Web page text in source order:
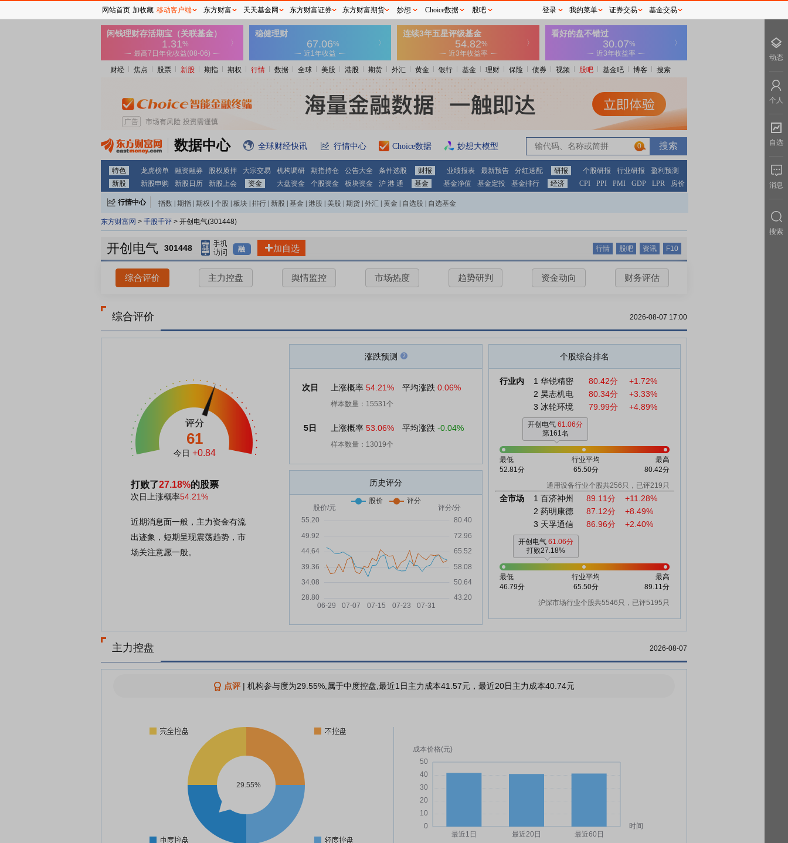
财经 焦点 股票 新股 期指 期权 行情 数据 全球 美股 港股 期货 外汇 黄金 银行 基金 理财 保险 债券 视频 股吧 基金吧 博客 搜索
数据中心 全球财经快讯 行情中心 Choice数据 妙想大模型 0
特色 龙虎榜单 融资融券 股权质押 大宗交易 机构调研 期指持仓 公告大全 条件选股 财报 业绩报表 最新预告 分红送配 研报 个股研报 行业研报
盈利预测
新股
新股申购 新股日历 新股上会 资金 大盘资金 个股资金 板块资金 沪 港 通 基金 基金净值 基金定投 基金排行 经济 CPI PPI PMI GDP LPR 房价
行情中心 指数 期指 期权 个股 板块 排行 新股 基金 港股 美股 期货 外汇 黄金 自选股 自选基金
东方财富网 > 千股千评 > 开创电气(301448)
开创电气 301448 融 加自选 行情 股吧 资讯 F10
综合评价 主力控盘 舆情监控 市场热度 趋势研判 资金动向 财务评估
综合评价 2026-08-07 17:00
评分
61
今日 +0.84
打败了27.18%的股票
次日上涨概率54.21%
近期消息面一般，主力资金有流
出迹象，短期呈现震荡趋势，市
场关注意愿一般。
涨跌预测
次日 上涨概率 54.21% 平均涨跌 0.06%
样本数量：15531个
5日 上涨概率 53.06% 平均涨跌 -0.04%
样本数量：13019个
历史评分
个股综合排名
行业内 1 华锐精密 80.42分
+1.72%
2 昊志机电 80.34分
+3.33%
3 冰轮环境 79.99分 +4.89%
开创电气 61.06分
第161名
最低
52.81分
行业平均
65.50分
最高
80.42分
通用设备行业个股共256只，已评219只
全市场 1 百济神州 89.11分
+11.28%
2 药明康德 87.12分
+8.49%
3 天孚通信 86.96分 +2.40%
开创电气 61.06分
打败27.18%
最低
46.79分
行业平均
65.50分
最高
89.11分
沪深市场行业个股共5546只，已评5195只
主力控盘 2026-08-07
点评| 机构参与度为29.55%,属于中度控盘,最近1日主力成本41.57元，最近20日主力成本40.74元
29.55%
网站首页 加收藏 移动客户端 东方财富 天天基金网 东方财富证券 东方财富期货 妙想 Choice数据 股吧 登录 我的菜单 证券交易 基金交易
动态
个人
自选
消息
搜索